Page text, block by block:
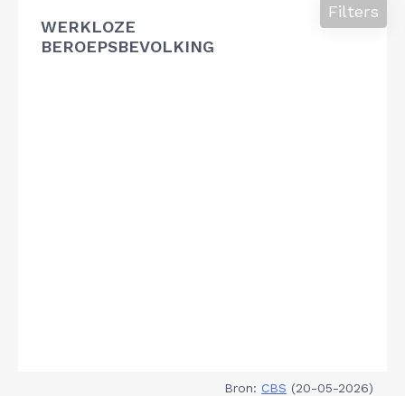
WERKLOZE
BEROEPSBEVOLKING
Filters
Bron: CBS (20-05-2026)